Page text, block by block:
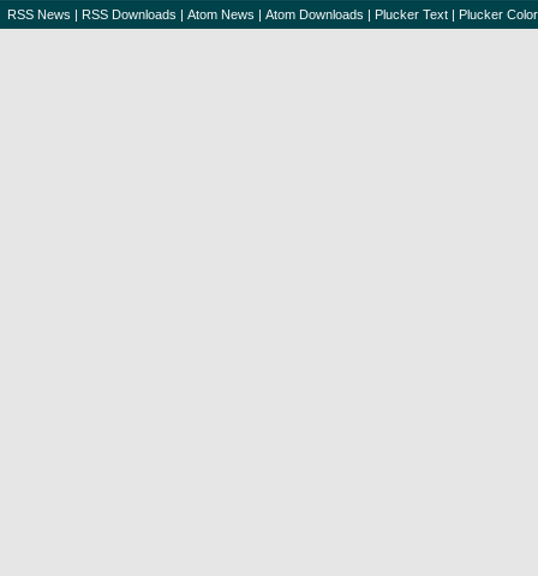
RSS News | RSS Downloads | Atom News | Atom Downloads | Plucker Text | Plucker Color